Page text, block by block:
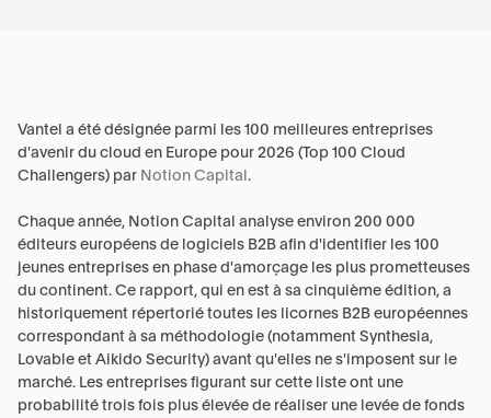
Vantel a été désignée parmi les 100 meilleures entreprises
d'avenir du cloud en Europe pour 2026 (Top 100 Cloud
Challengers) par Notion Capital.
Chaque année, Notion Capital analyse environ 200 000
éditeurs européens de logiciels B2B afin d'identifier les 100
jeunes entreprises en phase d'amorçage les plus prometteuses
du continent. Ce rapport, qui en est à sa cinquième édition, a
historiquement répertorié toutes les licornes B2B européennes
correspondant à sa méthodologie (notamment Synthesia,
Lovable et Aikido Security) avant qu'elles ne s'imposent sur le
marché. Les entreprises figurant sur cette liste ont une
probabilité trois fois plus élevée de réaliser une levée de fonds